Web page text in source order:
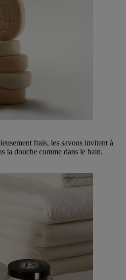
frais, les savons invitent à
la douche comme dans le bain.